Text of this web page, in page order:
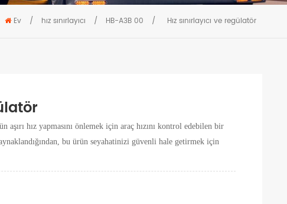
Ev / hız sınırlayıcı / HB-A3B 00 / Hız sınırlayıcı ve regülatör
aşırı hız yapmasını önlemek için araç hızını kontrol edebilen bir
bu ürün seyahatinizi güvenli hale getirmek için